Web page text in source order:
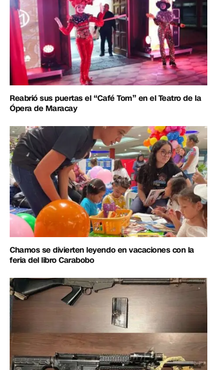
Reabrió sus puertas el “Café Tom” en el Teatro de la
Ópera de Maracay
Chamos se divierten leyendo en vacaciones con la
feria del libro Carabobo